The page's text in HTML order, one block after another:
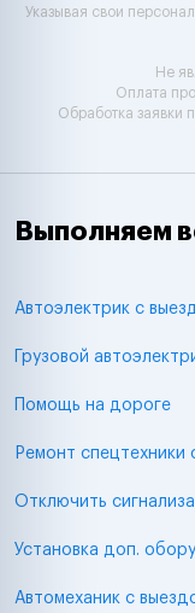
Указывая свои
Не
Оплата
Обработка заявки
Выполняем
Автоэлектрик с
Грузовой
Помощь на дороге
Ремонт спецтехники
Отключить
Установка доп.
Автомеханик с